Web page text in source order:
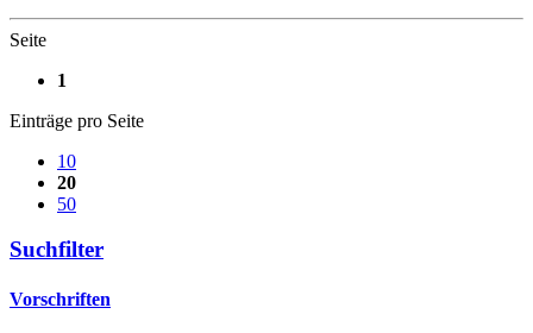
Seite
1
Einträge pro Seite
10
20
50
Suchfilter
Vorschriften